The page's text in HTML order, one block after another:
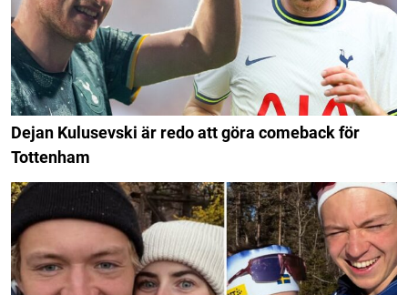
Dejan Kulusevski är redo att göra comeback för
Tottenham